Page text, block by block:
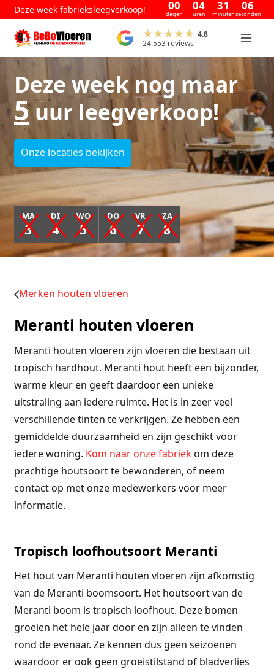
Deze week fabrieksleegverkoop! 00
dagen
04
uren
31
minuten
05
seconden
4.8
24.553 reviews
Deze week nog maar
5uur leegverkoop!
Onze locaties bekijken
MA
3
DI
4
WO
5
DO
6
VR
7
ZA
8
Merken houten vloeren
Meranti houten vloeren
Meranti houten vloeren zijn vloeren die bestaan uit
tropisch hardhout. Meranti hout heeft een bijzonder,
warme kleur en geeft daardoor een unieke
uitstraling aan iedere ruimte. Het is in zeer veel
verschillende tinten te verkrijgen. Ze hebben een
gemiddelde duurzaamheid en zijn geschikt voor
iedere woning. Kom naar onze fabriekom deze
prachtige houtsoort te bewonderen, of neem
contact op met onze medewerkers voor meer
informatie.
Tropisch loofhoutsoort Meranti
Het hout van Meranti houten vloeren zijn afkomstig
van de Meranti boomsoort. Het houtsoort van de
Meranti boom is tropisch loofhout. Deze bomen
groeien het hele jaar door en zijn alleen te vinden
rond de evenaar. Ze kennen dus geen seizoenen
waardoor er ook geen groeistilstand of bladverlies